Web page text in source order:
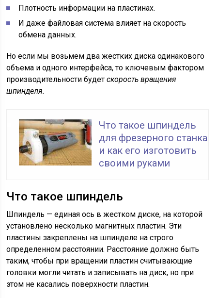
Плотность информации на пластинах.
И даже файловая система влияет на скорость
обмена данных.
Но если мы возьмем два жестких диска одинакового
объема и одного интерфейса, то ключевым фактором
производительности будетскорость вращения
шпинделя.
Что такое шпиндель
для фрезерного станка
и как его изготовить
своими руками
Что такое шпиндель
Шпиндель — единая ось в жестком диске, на которой
установлено несколько магнитных пластин. Эти
пластины закреплены на шпинделе на строго
определенном расстоянии. Расстояние должно быть
таким, чтобы при вращении пластин считывающие
головки могли читать и записывать на диск, но при
этом не касались поверхности пластин.